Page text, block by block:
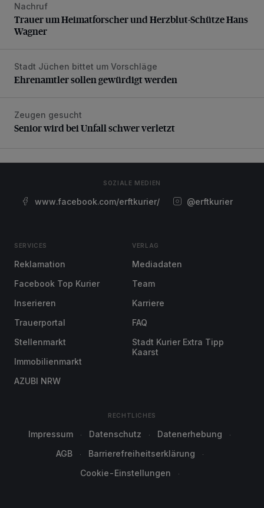
Trauer um Heimatforscher und Herzblut-Schütze Hans
Nachruf
Trauer um Heimatforscher und Herzblut-Schütze Hans
Wagner
Ehrenamtler sollen gewürdigt werden
Stadt Jüchen bittet um Vorschläge
Ehrenamtler sollen gewürdigt werden
Senior wird bei Unfall schwer verletzt
Zeugen gesucht
Senior wird bei Unfall schwer verletzt
SOZIALE MEDIEN
www.facebook.com/erftkurier/ @erftkurier
SERVICES
Reklamation
Facebook Top Kurier
Inserieren
Trauerportal
Stellenmarkt
Immobilienmarkt
AZUBI NRW
VERLAG
Mediadaten
Team
Karriere
FAQ
Stadt Kurier Extra Tipp
Kaarst
RECHTLICHES
Impressum Datenschutz
Datenerhebung
AGB
Barrierefreiheitserklärung
Cookie-Einstellungen